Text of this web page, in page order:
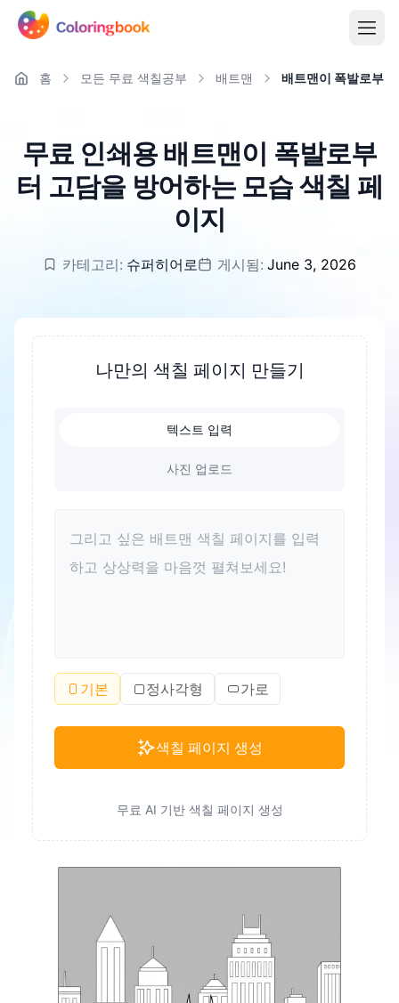
홈 모든 무료 색칠공부 배트맨 배트맨이 폭발로부
무료 인쇄용 배트맨이 폭발로부
터 고담을 방어하는 모습 색칠 페
이지
카테고리: 슈퍼히어로 게시됨: June 3, 2026
나만의 색칠 페이지 만들기
텍스트 입력
사진 업로드
기본 정사각형 가로
색칠 페이지 생성
무료 AI 기반 색칠 페이지 생성